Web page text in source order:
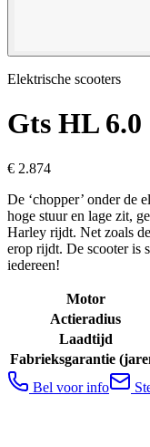
Elektrische scooters
Gts HL 6.0
€ 2.874
De ‘chopper’ onder de
hoge stuur en lage zit,
Harley rijdt. Net zoals
erop rijdt. De scooter is
iedereen!
Motor
Actieradius
Laadtijd
Fabrieksgarantie
Bel voor info